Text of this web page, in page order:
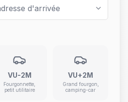
VU-2M
Fourgonnette,
petit utilitaire
VU+2M
Grand fourgon,
camping-car